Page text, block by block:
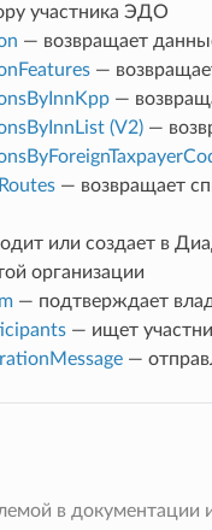
"Apartment": "9"
},
"AddressCode"
:
: [],
"4910"
: false,
: false,
: false,
: false,
: 0,
: 0,
: false,
: false
: false,
: "3e6bf75d-5994-
участника ЭДО
— возвращает
—
—
(V2)—
— возвращает
или создает в
организации
— подтверждает
— ищет
—
в